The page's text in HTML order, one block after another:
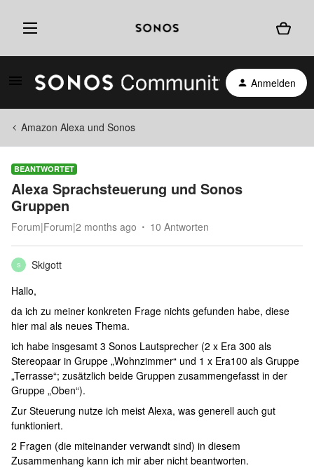
Anmelden
Amazon Alexa und Sonos
BEANTWORTET
Alexa Sprachsteuerung und Sonos
Gruppen
Forum|Forum|2 months ago 10 Antworten
S
Skigott
Hallo,
da ich zu meiner konkreten Frage nichts gefunden habe, diese
hier mal als neues Thema.
ich habe insgesamt 3 Sonos Lautsprecher (2 x Era 300 als
Stereopaar in Gruppe „Wohnzimmer“ und 1 x Era100 als Gruppe
„Terrasse“; zusätzlich beide Gruppen zusammengefasst in der
Gruppe „Oben“).
Zur Steuerung nutze ich meist Alexa, was generell auch gut
funktioniert.
2 Fragen (die miteinander verwandt sind) in diesem
Zusammenhang kann ich mir aber nicht beantworten.